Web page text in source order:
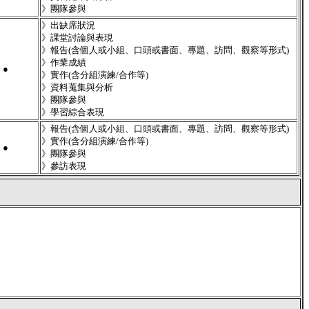
》團隊參與
●
》出缺席狀況
》課堂討論與表現
》報告(含個人或小組、口頭或書面、專題、訪問、觀察等形式)
》作業成績
》實作(含分組演練/合作等)
》資料蒐集與分析
》團隊參與
》學習綜合表現
●
》報告(含個人或小組、口頭或書面、專題、訪問、觀察等形式)
》實作(含分組演練/合作等)
》團隊參與
》參訪表現